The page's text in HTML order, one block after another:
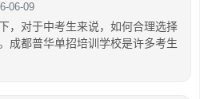
06-09
，对于中考生来说，如何合理选择
成都普华单招培训学校是许多考生